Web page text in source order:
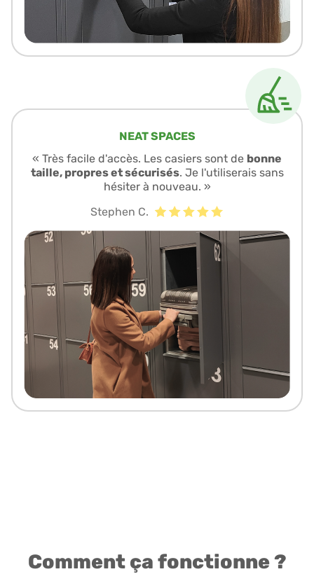
NEAT SPACES
« Très facile d'accès. Les casiers sont de bonne
taille, propres et sécurisés. Je l'utiliserais sans
hésiter à nouveau. »
Stephen C.
Comment ça fonctionne ?